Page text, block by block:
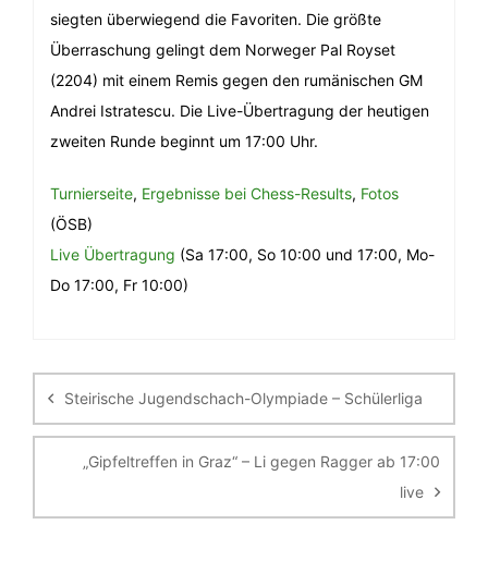
siegten überwiegend die Favoriten. Die größte
Überraschung gelingt dem Norweger Pal Royset
(2204) mit einem Remis gegen den rumänischen GM
Andrei Istratescu. Die Live-Übertragung der heutigen
zweiten Runde beginnt um 17:00 Uhr.
Turnierseite, Ergebnisse bei Chess-Results, Fotos
(ÖSB)
Live Übertragung (Sa 17:00, So 10:00 und 17:00, Mo-
Do 17:00, Fr 10:00)
Steirische Jugendschach-Olympiade – Schülerliga
„Gipfeltreffen in Graz“ – Li gegen Ragger ab 17:00
live